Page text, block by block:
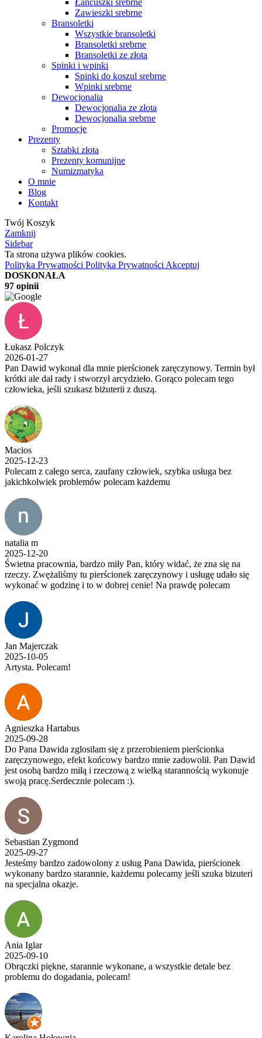
Łańcuszki srebrne
Zawieszki srebrne
Bransoletki
Wszystkie bransoletki
Bransoletki srebrne
Bransoletki ze złota
Spinki i wpinki
Spinki do koszul srebrne
Wpinki srebrne
Dewocjonalia
Dewocjonalia ze złota
Dewocjonalia srebrne
Promocje
Prezenty
Sztabki złota
Prezenty komunijne
Numizmatyka
O mnie
Blog
Kontakt
Twój Koszyk
Zamknij
Sidebar
Ta strona używa plików cookies.
Polityka Prywatności Polityka Prywatności Akceptuj
DOSKONAŁA
97 opinii
Łukasz Polczyk
2026-01-27
Pan Dawid wykonał dla mnie pierścionek zaręczynowy. Termin był
krótki ale dał rady i stworzył arcydzieło. Gorąco polecam tego
człowieka, jeśli szukasz biżuterii z duszą.
Macios
2025-12-23
Polecam z całego serca, zaufany człowiek, szybka usługa bez
jakichkolwiek problemów polecam każdemu
natalia m
2025-12-20
Świetna pracownia, bardzo miły Pan, który widać, że zna się na
rzeczy. Zwężaliśmy tu pierścionek zaręczynowy i usługę udało się
wykonać w godzinę i to w dobrej cenie! Na prawdę polecam
Jan Majerczak
2025-10-05
Artysta. Polecam!
Agnieszka Hartabus
2025-09-28
Do Pana Dawida zglosilam się z przerobieniem pierścionka
zaręczynowego, efekt końcowy bardzo mnie zadowolił. Pan Dawid
jest osobą bardzo miłą i rzeczową z wielką starannością wykonuje
swoją pracę.Serdecznie polecam :).
Sebastian Zygmond
2025-09-27
Jesteśmy bardzo zadowolony z usług Pana Dawida, pierścionek
wykonany bardzo starannie, każdemu polecamy jeśli szuka bizuteri
na specjalna okazje.
Ania Iglar
2025-09-10
Obrączki piękne, starannie wykonane, a wszystkie detale bez
problemu do dogadania, polecam!